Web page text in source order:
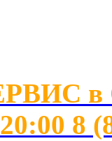
в
20:00 8